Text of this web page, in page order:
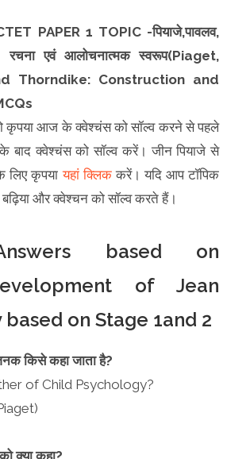
PAPER 1 TOPIC -पियाजे,पावलव,
रचना एवं आलोचनात्मक स्वरूप(Piaget,
Thorndike: Construction and
कृपया आज के क्वेश्चंस को सॉल्व करने से पहले
बाद क्वेश्चंस को सॉल्व करें। जीन पियाजे से
लिए कृपयायहां क्लिककरें। यदि आप टॉपिक
और क्वेश्चन को सॉल्व करते हैं।
based on
of Jean
on Stage 1and 2
किसे कहा जाता है?
of Child Psychology?
क्या कहा?